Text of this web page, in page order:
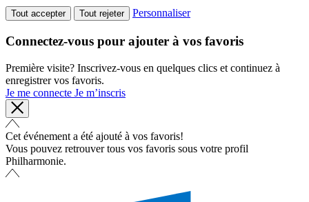
Tout accepter Tout rejeter Personnaliser
Connectez-vous pour ajouter à vos favoris
Première visite? Inscrivez-vous en quelques clics et continuez à
enregistrer vos favoris.
Je me connecte Je m’inscris
Cet événement a été ajouté à vos favoris!
Vous pouvez retrouver tous vos favoris sous votre profil
Philharmonie.